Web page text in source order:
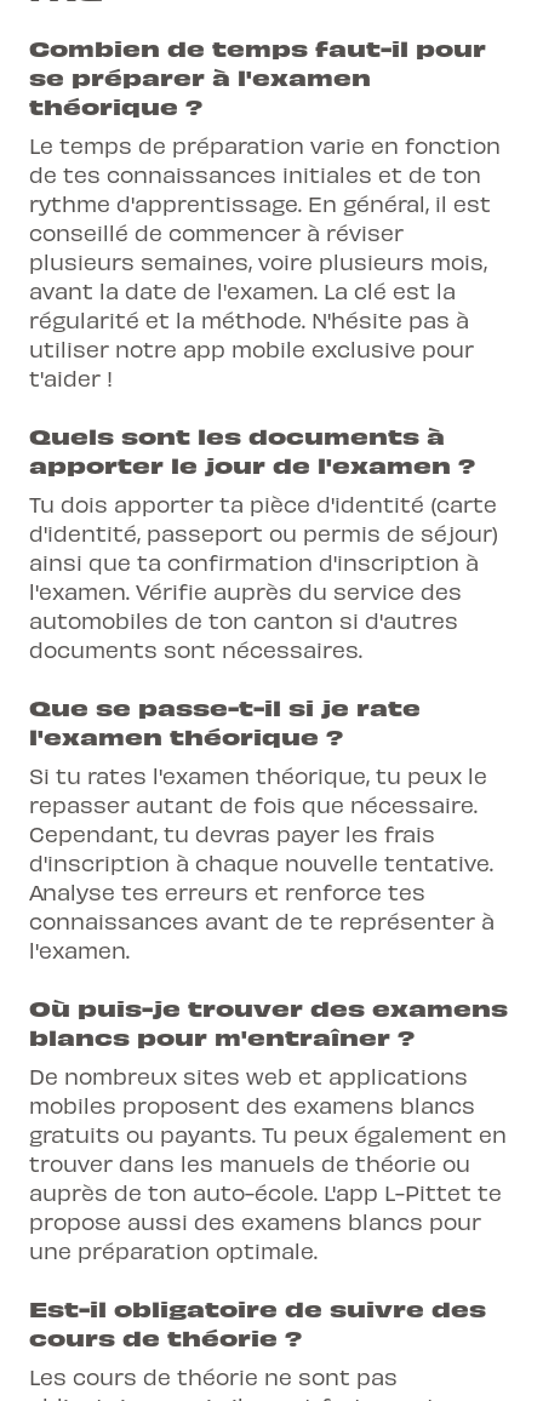
Combien de temps faut-il pour
se préparer à l'examen
théorique ?
Le temps de préparation varie en fonction
de tes connaissances initiales et de ton
rythme d'apprentissage. En général, il est
conseillé de commencer à réviser
plusieurs semaines, voire plusieurs mois,
avant la date de l'examen. La clé est la
régularité et la méthode. N'hésite pas à
utiliser notre app mobile exclusive pour
t'aider !
Quels sont les documents à
apporter le jour de l'examen ?
Tu dois apporter ta pièce d'identité (carte
d'identité, passeport ou permis de séjour)
ainsi que ta confirmation d'inscription à
l'examen. Vérifie auprès du service des
automobiles de ton canton si d'autres
documents sont nécessaires.
Que se passe-t-il si je rate
l'examen théorique ?
Si tu rates l'examen théorique, tu peux le
repasser autant de fois que nécessaire.
Cependant, tu devras payer les frais
d'inscription à chaque nouvelle tentative.
Analyse tes erreurs et renforce tes
connaissances avant de te représenter à
l'examen.
Où puis-je trouver des examens
blancs pour m'entraîner ?
De nombreux sites web et applications
mobiles proposent des examens blancs
gratuits ou payants. Tu peux également en
trouver dans les manuels de théorie ou
auprès de ton auto-école. L'app L-Pittet te
propose aussi des examens blancs pour
une préparation optimale.
Est-il obligatoire de suivre des
cours de théorie ?
Les cours de théorie ne sont pas